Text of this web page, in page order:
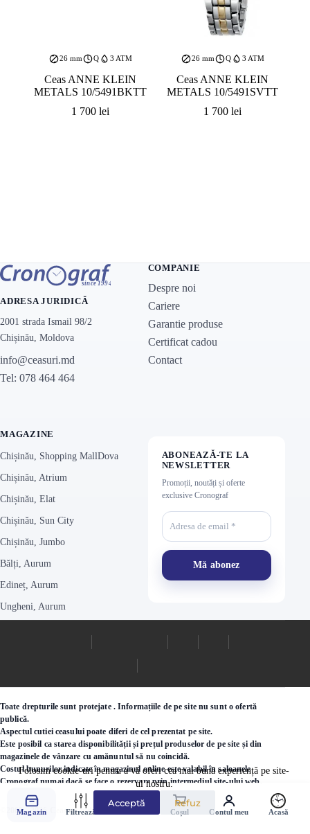
Folosim cookie-uri pentru a vă oferi cea mai bună experiență pe site-
ul nostru.
Acceptă Refuz
26 mm Q 3 ATM
Ceas ANNE KLEIN
METALS 10/5491BKTT
1 700lei
26 mm Q 3 ATM
Ceas ANNE KLEIN
METALS 10/5491SVTT
1 700lei
ADRESA JURIDICĂ
2001 strada Ismail 98/2
Chișinău, Moldova
info@ceasuri.md
Tel: 078 464 464
COMPANIE
Despre noi
Cariere
Garantie produse
Certificat cadou
Contact
MAGAZINE
Chișinău, Shopping MallDova
Chișinău, Atrium
Chișinău, Elat
Chișinău, Sun City
Chișinău, Jumbo
Bălți, Aurum
Edineț, Aurum
Ungheni, Aurum
ABONEAZĂ-TE LA
NEWSLETTER
Promoții, noutăți și oferte
exclusive Cronograf
Toate drepturile sunt protejate . Informațiile de pe site nu sunt o ofertă
publică.
Aspectul cutiei ceasului poate diferi de cel prezentat pe site.
Este posibil ca starea disponibilității și prețul produselor de pe site și din
magazinele de vânzare cu amănuntul să nu coincidă.
Costul bunurilor indicate în magazinul online este valabil în saloanele
Cronograf numai dacă se face o rezervare prin intermediul site-ului web.
©2000 - 2026 Ceasuri.md
Magazin Filtrează Coșul Contul meu Acasă